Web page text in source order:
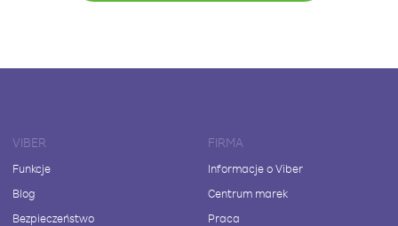
VIBER
Funkcje
Blog
Bezpieczeństwo
FIRMA
Informacje o Viber
Centrum marek
Praca